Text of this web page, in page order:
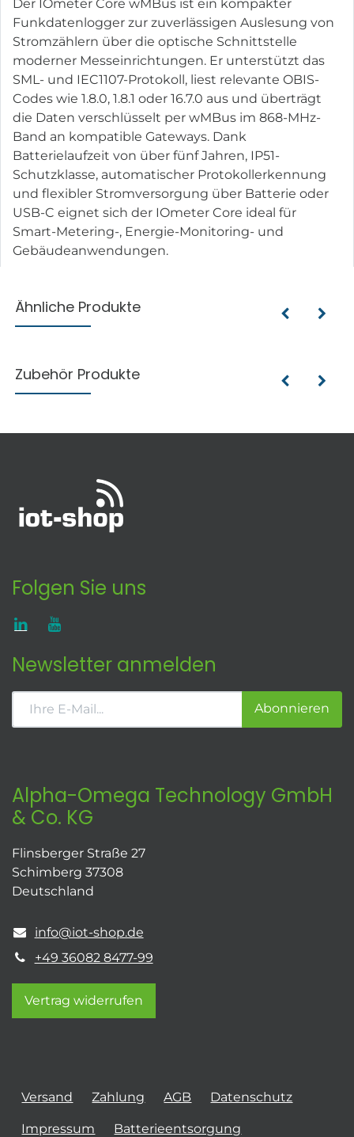
Der IOmeter Core wMBus ist ein kompakter
Funkdatenlogger zur zuverlässigen Auslesung von
Stromzählern über die optische Schnittstelle
moderner Messeinrichtungen. Er unterstützt das
SML- und IEC1107-Protokoll, liest relevante OBIS-
Codes wie 1.8.0, 1.8.1 oder 16.7.0 aus und überträgt
die Daten verschlüsselt per wMBus im 868-MHz-
Band an kompatible Gateways. Dank
Batterielaufzeit von über fünf Jahren, IP51-
Schutzklasse, automatischer Protokollerkennung
und flexibler Stromversorgung über Batterie oder
USB-C eignet sich der IOmeter Core ideal für
Smart-Metering-, Energie-Monitoring- und
Gebäudeanwendungen.
Ähnliche Produkte
Zubehör Produkte
Folgen Sie uns
Newsletter anmelden
Abonnieren
Alpha-Omega Technology GmbH
& Co. KG
Flinsberger Straße 27
Schimberg 37308
Deutschland
info@iot-shop.de
+49 36082 8477-99
Vertrag widerrufen
Versand Zahlung AGB Datenschutz
Impressum Batterieentsorgung